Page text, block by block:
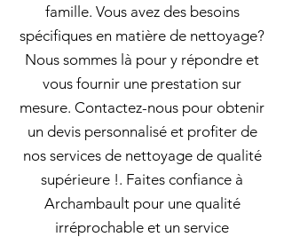
famille. Vous avez des besoins
spécifiques en matière de nettoyage?
Nous sommes là pour y répondre et
vous fournir une prestation sur
mesure. Contactez-nous pour obtenir
un devis personnalisé et profiter de
nos services de nettoyage de qualité
supérieure !. Faites confiance à
Archambault pour une qualité
irréprochable et un service